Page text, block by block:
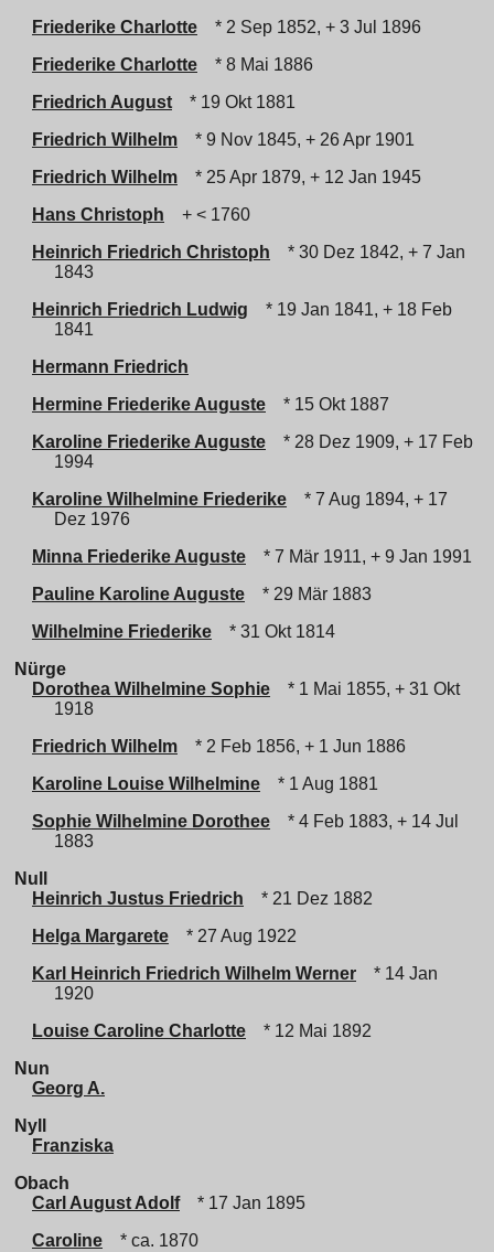
Friederike Charlotte
* 2 Sep 1852, + 3 Jul 1896
Friederike Charlotte
* 8 Mai 1886
Friedrich August
* 19 Okt 1881
Friedrich Wilhelm
* 9 Nov 1845, + 26 Apr 1901
Friedrich Wilhelm
* 25 Apr 1879, + 12 Jan 1945
Hans Christoph
+ < 1760
Heinrich Friedrich Christoph
* 30 Dez 1842, + 7 Jan
1843
Heinrich Friedrich Ludwig
* 19 Jan 1841, + 18 Feb
1841
Hermann Friedrich
Hermine Friederike Auguste
* 15 Okt 1887
Karoline Friederike Auguste
* 28 Dez 1909, + 17 Feb
1994
Karoline Wilhelmine Friederike
* 7 Aug 1894, + 17
Dez 1976
Minna Friederike Auguste
* 7 Mär 1911, + 9 Jan 1991
Pauline Karoline Auguste
* 29 Mär 1883
Wilhelmine Friederike
* 31 Okt 1814
Nürge
Dorothea Wilhelmine Sophie
* 1 Mai 1855, + 31 Okt
1918
Friedrich Wilhelm
* 2 Feb 1856, + 1 Jun 1886
Karoline Louise Wilhelmine
* 1 Aug 1881
Sophie Wilhelmine Dorothee
* 4 Feb 1883, + 14 Jul
1883
Null
Heinrich Justus Friedrich
* 21 Dez 1882
Helga Margarete
* 27 Aug 1922
Karl Heinrich Friedrich Wilhelm Werner
* 14 Jan
1920
Louise Caroline Charlotte
* 12 Mai 1892
Nun
Georg A.
Nyll
Franziska
Obach
Carl August Adolf
* 17 Jan 1895
Caroline
* ca. 1870